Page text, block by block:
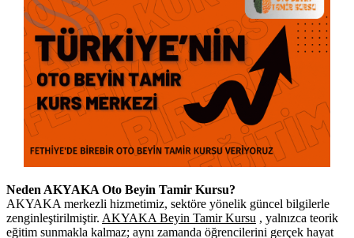
Neden AKYAKA Oto Beyin Tamir Kursu?
AKYAKA merkezli hizmetimiz, sektöre yönelik güncel bilgilerle
zenginleştirilmiştir. AKYAKA Beyin Tamir Kursu , yalnızca teorik
eğitim sunmakla kalmaz; aynı zamanda öğrencilerini gerçek hayat